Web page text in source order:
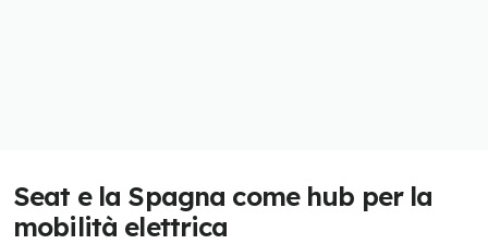
Seat e la Spagna come hub per la
mobilità elettrica